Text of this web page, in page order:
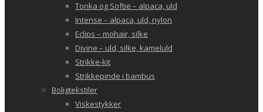
Tonka og Softie – alpaca, uld
Intense – alpaca, uld, nylon
Eclips – mohair, silke
Divine – uld, silke, kameluld
Strikke-kit
Strikkepinde i bambus
Boligtekstiler
Viskestykker